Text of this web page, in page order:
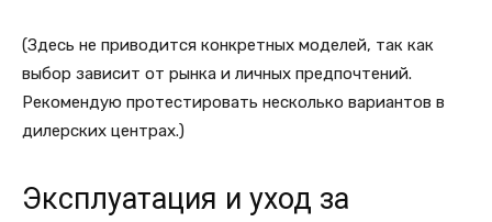
(Здесь не приводится конкретных моделей, так как
выбор зависит от рынка и личных предпочтений.
Рекомендую протестировать несколько вариантов в
дилерских центрах.)
Эксплуатация и уход за